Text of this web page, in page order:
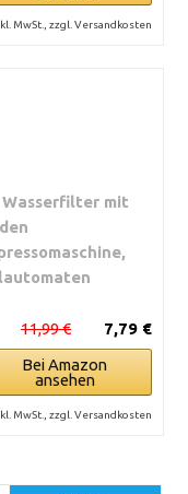
MwSt., zzgl. Versandkosten
Wasserfilter mit
7,79 €
11,99 €
Bei Amazon
ansehen
MwSt., zzgl. Versandkosten